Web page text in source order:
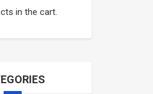
in the cart.